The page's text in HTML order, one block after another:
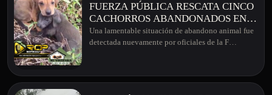
FUERZA PÚBLICA RESCATA CINCO
CACHORROS ABANDONADOS EN
GARABITO DE AGUAS ZARCAS
Una lamentable situación de abandono animal fue
detectada nuevamente por oficiales de la F…